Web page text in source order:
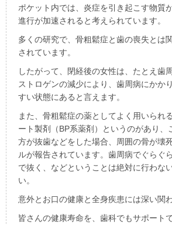
ポケット内では、炎症を引き起こす物質
進行が加速されると考えられています。
多くの研究で、骨粗鬆症と歯の喪失とは
されています。
したがって、閉経後の女性は、たとえ歯
ストロゲンの減少により、歯周病にかか
すい状態にあると言えます。
また、骨粗鬆症の薬としてよく用いられ
ート製剤（BP系薬剤）というのがあり、
方が抜歯などをした場合、周囲の骨が壊
ルが報告されています。歯周病でぐらぐ
で抜く、などということは絶対に行わな
い。
意外とお口の健康と全身疾患には深い関
皆さんの健康寿命を、歯科でもサポート